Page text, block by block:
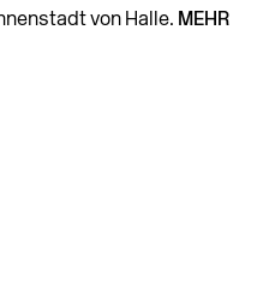
von Halle. MEHR